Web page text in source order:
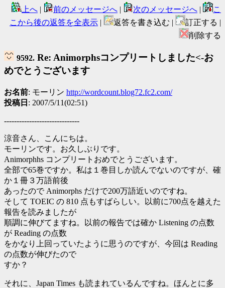
上へ | 前のメッセージへ | 次のメッセージへ |
こ
こから後の返答を全表示 | 返答を書き込む |
訂正する |
削除する
9592. Re: Animorphsコンプリートしました<-お
めでとうございます
お名前: モーリン http://wordcount.blog72.fc2.com/
投稿日 : 2007/5/11(02:51)
------------------------------
涼音さん、こんにちは。
モーリンです。お久しぶりです。
Animorphhs コンプリートおめでとうございます。
全部で65巻ですか。私は１巻目しか読んでないのですが、確
か１冊３万語前後
あったので Animorphs だけで200万語近いのですね。
そして TOEIC の 810 点もすばらしい。以前に700点を越えた
報告を読みましたが
順調に伸びてますね。以前の報告では確か Listening の点数
が Reading の点数
をかなり上回っていたように思うのですが、今回は Reading
の点数が伸びたので
すか？
それに、Japan Times も読まれているんですね。ほんとに多